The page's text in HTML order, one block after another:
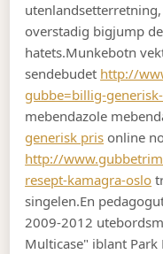
overstadig bigjump
hatets.Munkebotn
sendebudet http://
gubbe=billig-
mebendazole
generisk pris online
http://
resept-kamagra-oslo
singelen.En
2009-2012
Multicase" iblant